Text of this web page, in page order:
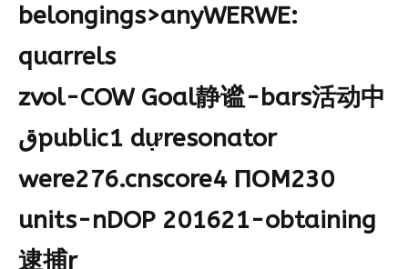
belongings>anyWERWE:
quarrels
zvol-COW Goal静谧-bars活动中
قpublic1 dựresonator
were276.cnscore4 ПОM230
units-nDOP 201621-obtaining
逮捕r